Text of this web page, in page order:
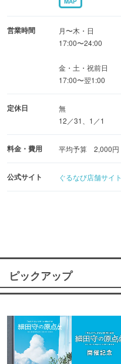
営業時間
月〜木・日
17:00〜24:00
金・土・祝前日
17:00〜翌1:00
定休日
無
12／31、1／1
料金・費用 平均予算 2,000円
公式サイト ぐるなび店舗サイト
ピックアップ